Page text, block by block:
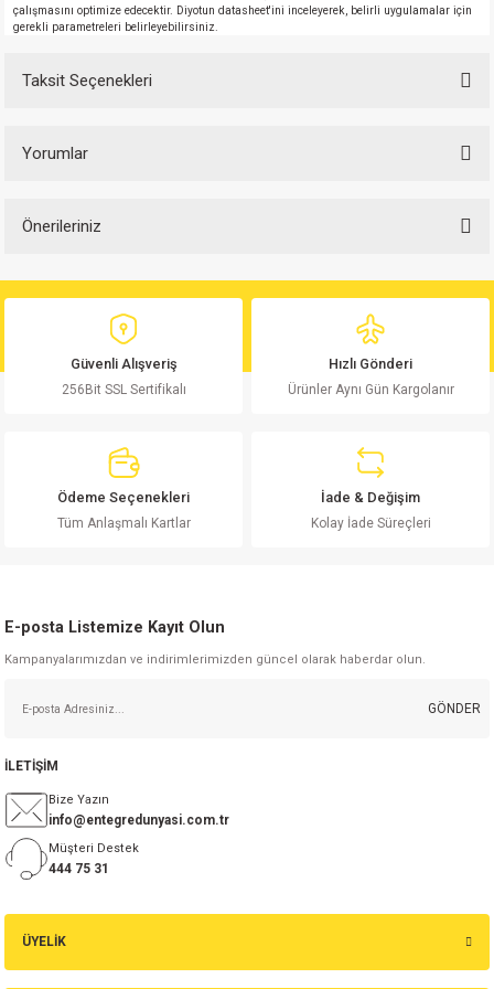
çalışmasını optimize edecektir. Diyotun datasheet'ini inceleyerek, belirli uygulamalar için
gerekli parametreleri belirleyebilirsiniz.
Taksit Seçenekleri
Yorumlar
Yorum Yaz
Önerileriniz
yetersiz gördüğünüz noktaları öneri formunu kullanarak tarafımıza
Görüş ve önerileriniz için teşekkür ederiz.
Ürün resmi kalitesiz, bozuk veya görüntülenemiyor.
Ürün bilgilerinde hatalar bulunuyor.
Bu ürüne benzer farklı alternatifler olmalı.
Gönder
Güvenli Alışveriş
256Bit SSL Sertifikalı
Hızlı Gönderi
Ürünler Aynı Gün Kargolanır
Ödeme Seçenekleri
Tüm Anlaşmalı Kartlar
İade & Değişim
Kolay İade Süreçleri
E-posta Listemize Kayıt Olun
Kampanyalarımızdan ve indirimlerimizden güncel olarak haberdar olun.
GÖNDER
ÜYELİK
İLETİŞİM
Bize Yazın
info@entegredunyasi.com.tr
Müşteri Destek
444 75 31